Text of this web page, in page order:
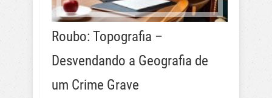
Roubo: Topografia –
Desvendando a Geografia de
um Crime Grave